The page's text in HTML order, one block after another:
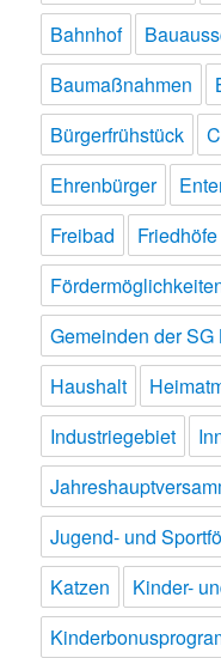
Bahnhof
Baumaßnahmen
Bürgerfrühstück
Ehrenbürger
Freibad
Friedhöfe
Gemeinden der SG
Haushalt
Industriegebiet
Jugend- und
Katzen
Kinder-